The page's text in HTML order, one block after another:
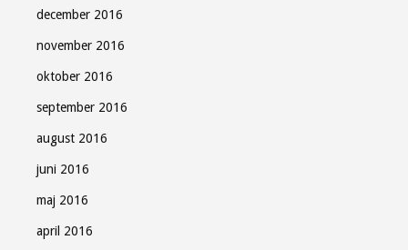
december 2016
november 2016
oktober 2016
september 2016
august 2016
juni 2016
maj 2016
april 2016